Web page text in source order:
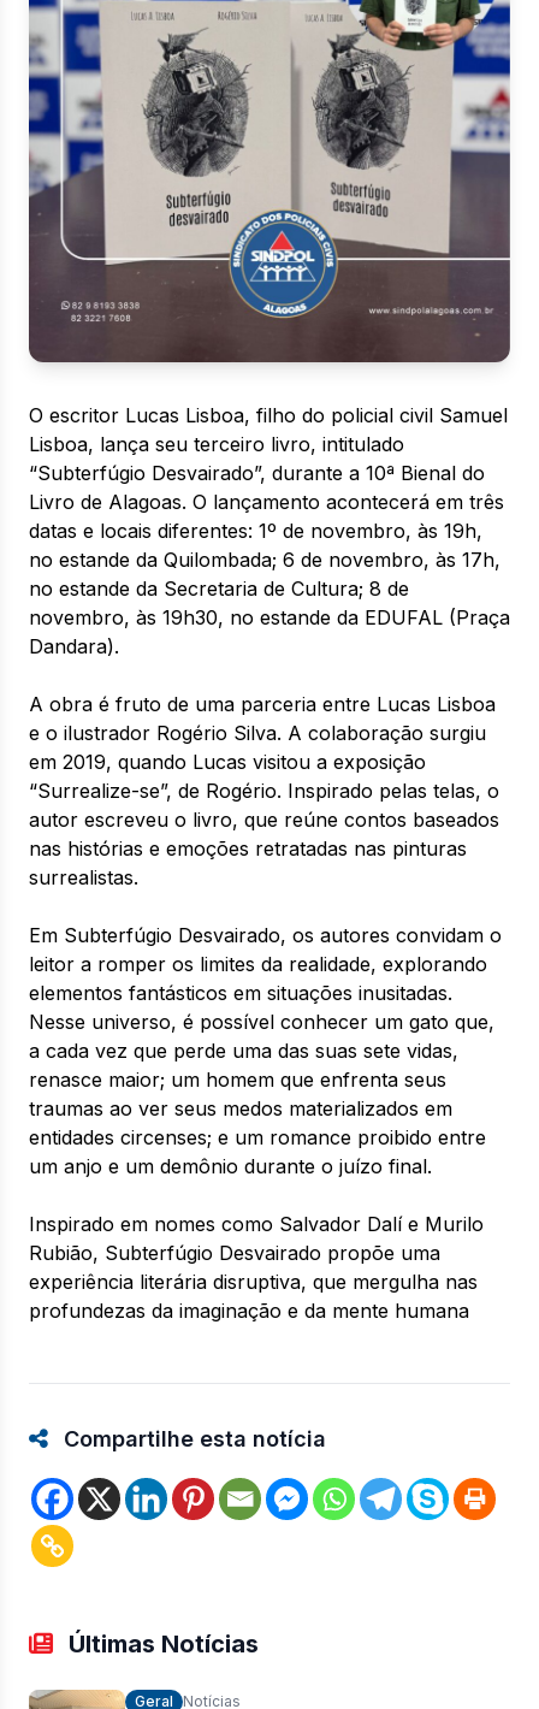
O escritor Lucas Lisboa, filho do policial civil Samuel
Lisboa, lança seu terceiro livro, intitulado
“Subterfúgio Desvairado”, durante a 10ª Bienal do
Livro de Alagoas. O lançamento acontecerá em três
datas e locais diferentes: 1º de novembro, às 19h,
no estande da Quilombada; 6 de novembro, às 17h,
no estande da Secretaria de Cultura; 8 de
novembro, às 19h30, no estande da EDUFAL (Praça
Dandara).
A obra é fruto de uma parceria entre Lucas Lisboa
e o ilustrador Rogério Silva. A colaboração surgiu
em 2019, quando Lucas visitou a exposição
“Surrealize-se”, de Rogério. Inspirado pelas telas, o
autor escreveu o livro, que reúne contos baseados
nas histórias e emoções retratadas nas pinturas
surrealistas.
Em Subterfúgio Desvairado, os autores convidam o
leitor a romper os limites da realidade, explorando
elementos fantásticos em situações inusitadas.
Nesse universo, é possível conhecer um gato que,
a cada vez que perde uma das suas sete vidas,
renasce maior; um homem que enfrenta seus
traumas ao ver seus medos materializados em
entidades circenses; e um romance proibido entre
um anjo e um demônio durante o juízo final.
Inspirado em nomes como Salvador Dalí e Murilo
Rubião, Subterfúgio Desvairado propõe uma
experiência literária disruptiva, que mergulha nas
profundezas da imaginação e da mente humana
Compartilhe esta notícia
Últimas Notícias
Geral Notícias